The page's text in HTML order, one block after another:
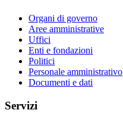
Organi di governo
Aree amministrative
Uffici
Enti e fondazioni
Politici
Personale amministrativo
Documenti e dati
Servizi